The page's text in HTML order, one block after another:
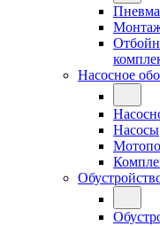
Насосное
Насосы